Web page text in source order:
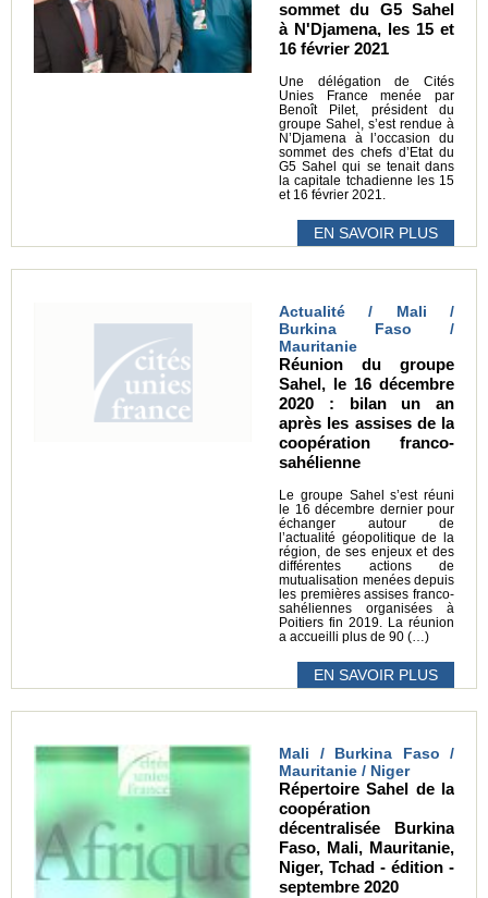
sommet du G5 Sahel
à N'Djamena, les 15 et
16 février 2021
Une délégation de Cités
Unies France menée par
Benoît Pilet, président du
groupe Sahel, s’est rendue à
N’Djamena à l’occasion du
sommet des chefs d’Etat du
G5 Sahel qui se tenait dans
la capitale tchadienne les 15
et 16 février 2021.
EN SAVOIR PLUS
Actualité / Mali /
Burkina Faso /
Mauritanie
Réunion du groupe
Sahel, le 16 décembre
2020 : bilan un an
après les assises de la
coopération franco-
sahélienne
Le groupe Sahel s’est réuni
le 16 décembre dernier pour
échanger autour de
l’actualité géopolitique de la
région, de ses enjeux et des
différentes actions de
mutualisation menées depuis
les premières assises franco-
sahéliennes organisées à
Poitiers fin 2019. La réunion
a accueilli plus de 90 (…)
EN SAVOIR PLUS
Mali / Burkina Faso /
Mauritanie / Niger
Répertoire Sahel de la
coopération
décentralisée Burkina
Faso, Mali, Mauritanie,
Niger, Tchad - édition -
septembre 2020